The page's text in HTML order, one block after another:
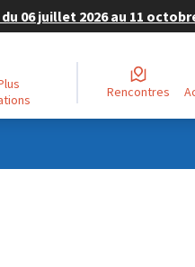
06 juillet 2026 au 11
Rencontres